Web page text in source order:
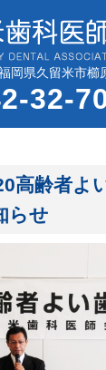
岡県久留米市櫛
32-
高齢者よ
らせ